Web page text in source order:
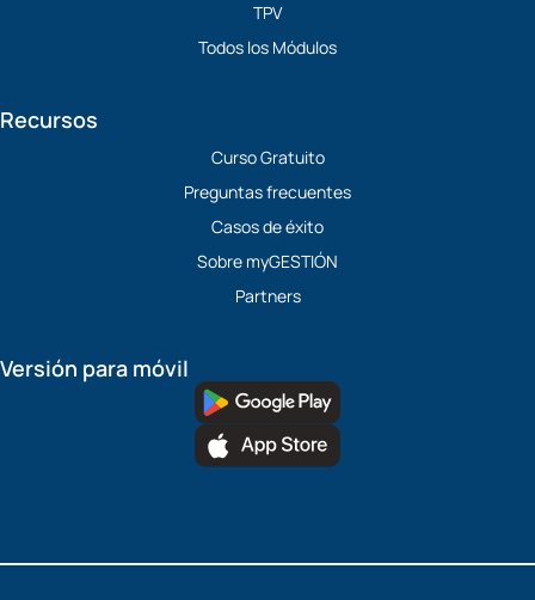
TPV
Todos los Módulos
Recursos
Curso Gratuito
Preguntas frecuentes
Casos de éxito
Sobre myGESTIÓN
Partners
Versión para móvil